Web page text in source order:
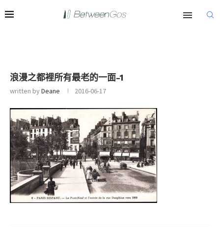
浪漫之都裡所有最老的一面-1
written byDeane 2016-06-17